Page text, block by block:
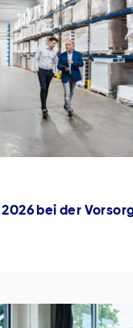
bei der